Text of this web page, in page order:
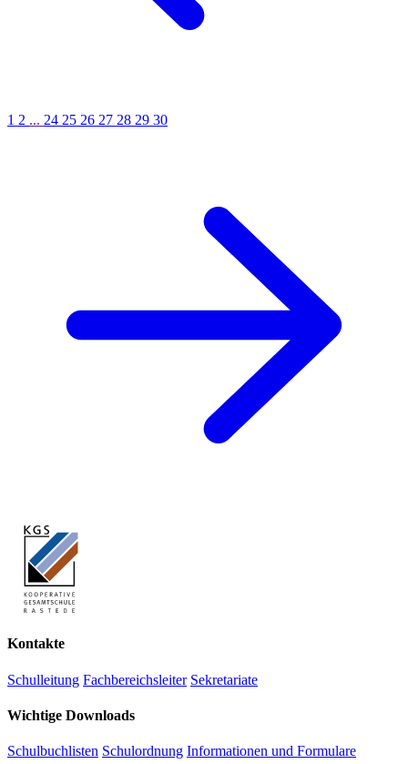
1 2 ... 24 25 26 27 28 29 30
Kontakte
Schulleitung Fachbereichsleiter Sekretariate
Wichtige Downloads
Schulbuchlisten Schulordnung Informationen und Formulare